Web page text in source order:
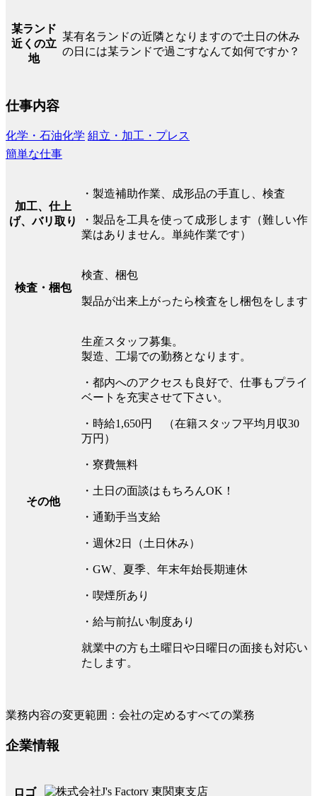
某ランド
近くの立
地
某有名ランドの近隣となりますので土日の休み
の日には某ランドで過ごすなんて如何ですか？
仕事内容
化学・石油化学 組立・加工・プレス
簡単な仕事
加工、仕上
げ、バリ取り
・製造補助作業、成形品の手直し、検査
・製品を工具を使って成形します（難しい作
業はありません。単純作業です）
検査・梱包
検査、梱包
製品が出来上がったら検査をし梱包をします
その他
生産スタッフ募集。
製造、工場での勤務となります。
・都内へのアクセスも良好で、仕事もプライ
ベートを充実させて下さい。
・時給1,650円 （在籍スタッフ平均月収30
万円）
・寮費無料
・土日の面談はもちろんOK！
・通勤手当支給
・週休2日（土日休み）
・GW、夏季、年末年始長期連休
・喫煙所あり
・給与前払い制度あり
就業中の方も土曜日や日曜日の面接も対応い
たします。
業務内容の変更範囲：会社の定めるすべての業務
企業情報
ロゴ